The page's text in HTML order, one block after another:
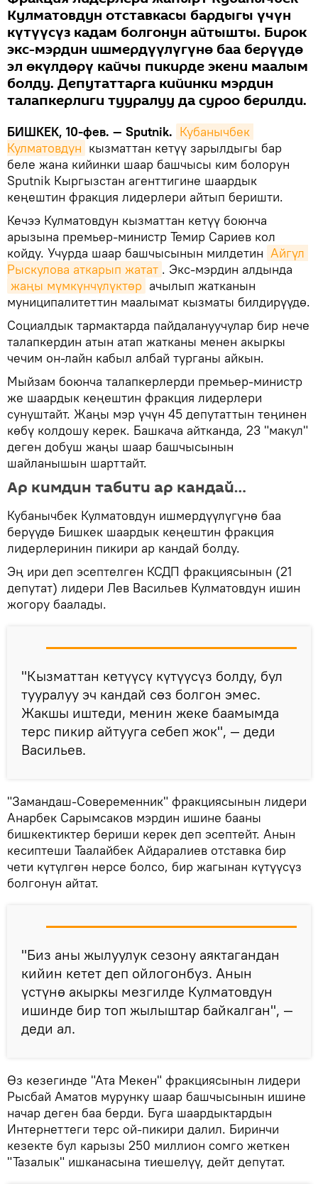
Кулматовдун отставкасы бардыгы үчүн
күтүүсүз кадам болгонун айтышты. Бирок
экс-мэрдин ишмердүүлүгүнө баа берүүдө
эл өкүлдөрү кайчы пикирде экени маалым
болду. Депутаттарга кийинки мэрдин
талапкерлиги тууралуу да суроо берилди.
БИШКЕК, 10-фев. — Sputnik. Кубанычбек
Кулматовдун кызматтан кетүү зарылдыгы бар
беле жана кийинки шаар башчысы ким болорун
Sputnik Кыргызстан агенттигине шаардык
кеңештин фракция лидерлери айтып беришти.
Кечээ Кулматовдун кызматтан кетүү боюнча
арызына премьер-министр Темир Сариев кол
койду. Учурда шаар башчысынын милдетин Айгүл
Рыскулова аткарып жатат . Экс-мэрдин алдында
жаңы мүмкүнчүлүктөр ачылып жатканын
муниципалитеттин маалымат кызматы билдирүүдө.
Социалдык тармактарда пайдалануучулар бир нече
талапкердин атын атап жатканы менен акыркы
чечим он-лайн кабыл албай турганы айкын.
Мыйзам боюнча талапкерлерди премьер-министр
же шаардык кеңештин фракция лидерлери
сунуштайт. Жаңы мэр үчүн 45 депутаттын теңинен
көбү колдошу керек. Башкача айтканда, 23 "макул"
деген добуш жаңы шаар башчысынын
шайланышын шарттайт.
Ар кимдин табити ар кандай…
Кубанычбек Кулматовдун ишмердүүлүгүнө баа
берүүдө Бишкек шаардык кеңештин фракция
лидерлеринин пикири ар кандай болду.
Эң ири деп эсептелген КСДП фракциясынын (21
депутат) лидери Лев Васильев Кулматовдун ишин
жогору баалады.
"Кызматтан кетүүсү күтүүсүз болду, бул
тууралуу эч кандай сөз болгон эмес.
Жакшы иштеди, менин жеке баамымда
терс пикир айтууга себеп жок", — деди
Васильев.
"Замандаш-Совеременник" фракциясынын лидери
Анарбек Сарымсаков мэрдин ишине бааны
бишкектиктер бериши керек деп эсептейт. Анын
кесиптеши Таалайбек Айдаралиев отставка бир
чети күтүлгөн нерсе болсо, бир жагынан күтүүсүз
болгонун айтат.
"Биз аны жылуулук сезону аяктагандан
кийин кетет деп ойлогонбуз. Анын
үстүнө акыркы мезгилде Кулматовдун
ишинде бир топ жылыштар байкалган", —
деди ал.
Өз кезегинде "Ата Мекен" фракциясынын лидери
Рысбай Аматов мурунку шаар башчысынын ишине
начар деген баа берди. Буга шаардыктардын
Интернеттеги терс ой-пикири далил. Биринчи
кезекте бул карызы 250 миллион сомго жеткен
"Тазалык" ишканасына тиешелүү, дейт депутат.